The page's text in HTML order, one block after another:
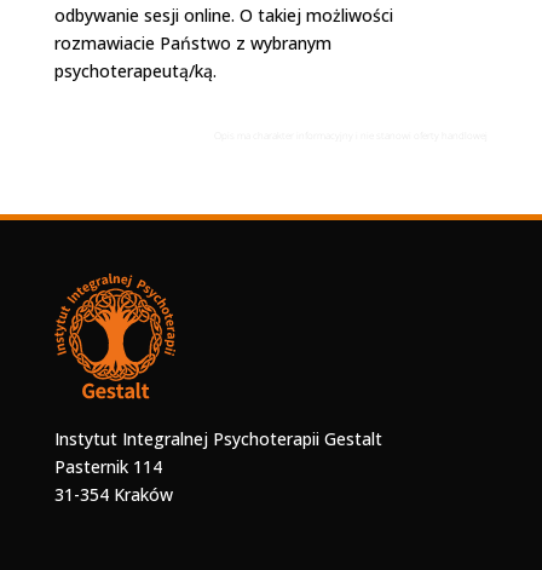
odbywanie sesji online. O takiej możliwości
rozmawiacie Państwo z wybranym
psychoterapeutą/ką.
Instytut Integralnej Psychoterapii Gestalt
Pasternik 114
31-354 Kraków